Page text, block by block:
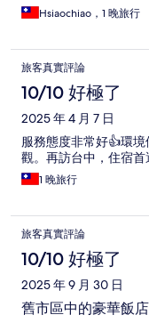
Hsiaochiao，1 晚旅行
旅客真實評論
10/10 好極了
2025 年 4 月 7 日
服務態度非常好👍環
觀。再訪台中，住宿
1 晚旅行
旅客真實評論
10/10 好極了
2025 年 9 月 30 日
舊市區中的豪華飯店